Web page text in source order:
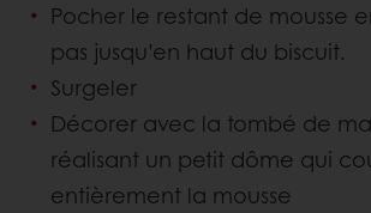
Pocher le restant de mousse
pas jusqu’en haut du biscuit.
Surgeler
Décorer avec la tombé de
réalisant un petit dôme qui
entièrement la mousse